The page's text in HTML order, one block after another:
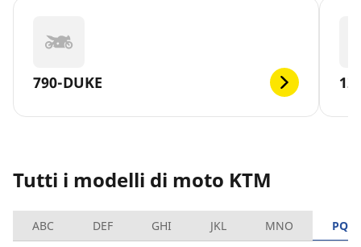
790-DUKE
Tutti i modelli di moto KTM
ABC DEF GHI JKL MNO PQRS